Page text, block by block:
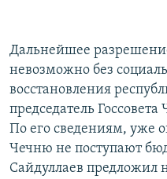
Дальнейшее
невозможно без
восстановления
председатель
По его сведениям, уже
Чечню не поступают
Сайдуллаев предложил